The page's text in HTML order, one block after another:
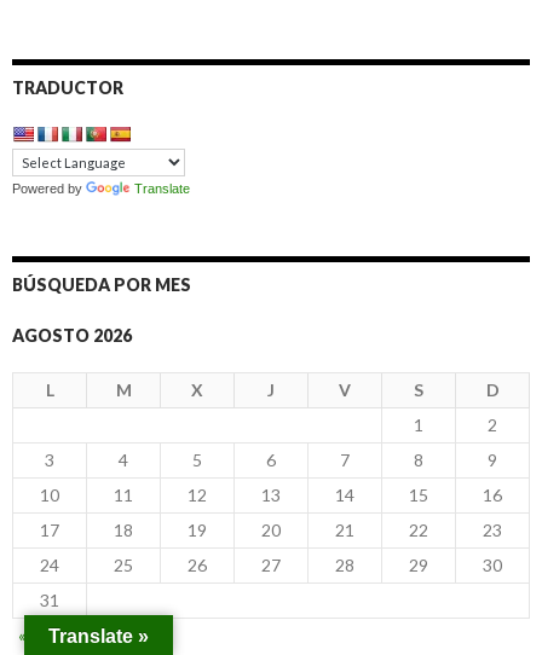
TRADUCTOR
Powered by Translate
BÚSQUEDA POR MES
AGOSTO 2026
L M X J V S
D
1
2
3
4 5 6 7 8
9
10
11 12 13 14 15
16
17
18 19 20 21 22
23
24
25 26 27 28 29
30
31
« DicTranslate »